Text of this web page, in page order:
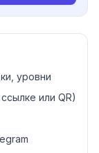
уровни
или QR)